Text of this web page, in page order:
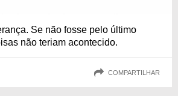
Se não fosse pelo último
não teriam acontecido.
COMPARTILHAR